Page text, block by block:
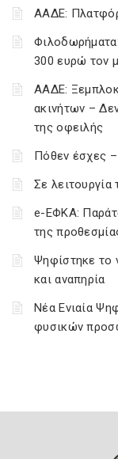
ΑΑΔΕ:
300 ευρώ τον
ΑΑΔΕ:
ακινήτων –
της οφειλής
Πόθεν έσχες
Σε
e-ΕΦΚΑ:
της
Ψηφίστηκε το
και αναπηρία
Νέα Ενιαία
φυσικών